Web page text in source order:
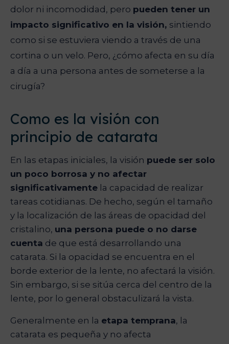
dolor ni incomodidad, pero pueden tener un
impacto significativo en la visión, sintiendo
como si se estuviera viendo a través de una
cortina o un velo. Pero, ¿cómo afecta en su día
a día a una persona antes de someterse a la
cirugía?
Como es la visión con
principio de catarata
En las etapas iniciales, la visión puede ser solo
un poco borrosa y no afectar
significativamente la capacidad de realizar
tareas cotidianas. De hecho, según el tamaño
y la localización de las áreas de opacidad del
cristalino, una persona puede o no darse
cuenta de que está desarrollando una
catarata. Si la opacidad se encuentra en el
borde exterior de la lente, no afectará la visión.
Sin embargo, si se sitúa cerca del centro de la
lente, por lo general obstaculizará la vista.
Generalmente en la etapa temprana, la
catarata es pequeña y no afecta